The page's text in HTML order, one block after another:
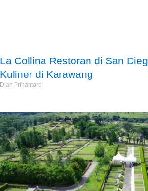
La Collina Restoran di San
Kuliner di Karawang
Dian Prihantoro